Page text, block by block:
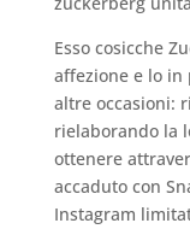
Esso cosicche
affezione e lo
altre occasioni:
rielaborando la
ottenere
accaduto con
Instagram